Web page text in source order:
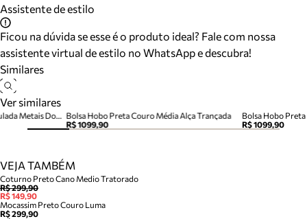
Assistente de estilo
Ficou na dúvida se esse é o produto ideal? Fale com nossa
assistente virtual de estilo no WhatsApp e descubra!
Similares
Ver similares
Bolsa Hobo Preta Couro Média Alça Trançada
R$ 1099,90
Bolsa Hobo
R$ 1099,90
Bolsa Hobo Preta Média Granulada Metais Dourados
VEJA TAMBÉM
Coturno Preto Cano Medio Tratorado
R$ 299,90
R$ 149,90
Mocassim Preto Couro Luma
R$ 299,90